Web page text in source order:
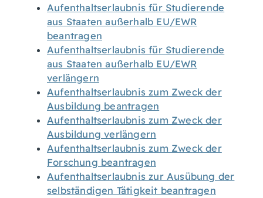
Aufenthaltserlaubnis für Studierende
aus Staaten außerhalb EU/EWR
beantragen
Aufenthaltserlaubnis für Studierende
aus Staaten außerhalb EU/EWR
verlängern
Aufenthaltserlaubnis zum Zweck der
Ausbildung beantragen
Aufenthaltserlaubnis zum Zweck der
Ausbildung verlängern
Aufenthaltserlaubnis zum Zweck der
Forschung beantragen
Aufenthaltserlaubnis zur Ausübung der
selbständigen Tätigkeit beantragen